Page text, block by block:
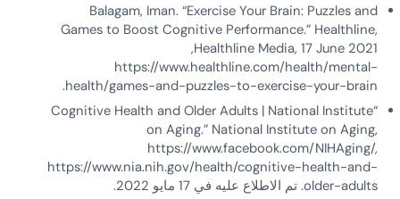
Balagam, Iman. “Exercise Your Brain: Puzzles and
Games to Boost Cognitive Performance.” Healthline,
Healthline Media, 17 June 2021,
https://www.healthline.com/health/mental-
health/games-and-puzzles-to-exercise-your-brain.
“Cognitive Health and Older Adults | National Institute
on Aging.” National Institute on Aging,
https://www.facebook.com/NIHAging/,
https://www.nia.nih.gov/health/cognitive-health-and-
older-adults. تم الاطلاع عليه في 17 مايو 2022.